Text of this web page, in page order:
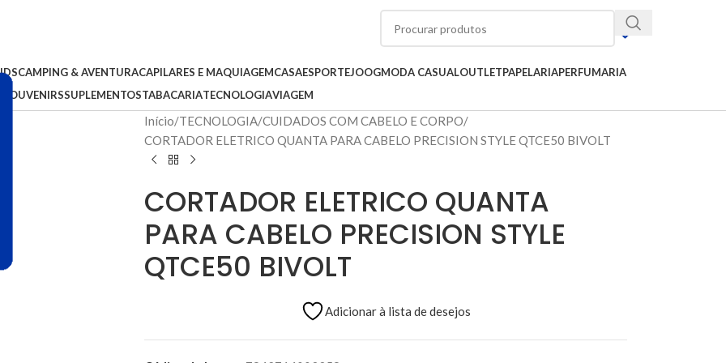
CAMPING & AVENTURACAPILARES E MAQUIAGEMCASAESPORTEJOOGMODA CASUALOUTLETPAPELARIAPERFUMARIA
SOUVENIRSSUPLEMENTOSTABACARIATECNOLOGIAVIAGEM
Início TECNOLOGIA CUIDADOS COM CABELO E CORPO
CORTADOR ELETRICO QUANTA PARA CABELO PRECISION STYLE QTCE50 BIVOLT
CORTADOR ELETRICO QUANTA
PARA CABELO PRECISION STYLE
QTCE50 BIVOLT
Adicionar à lista de desejos